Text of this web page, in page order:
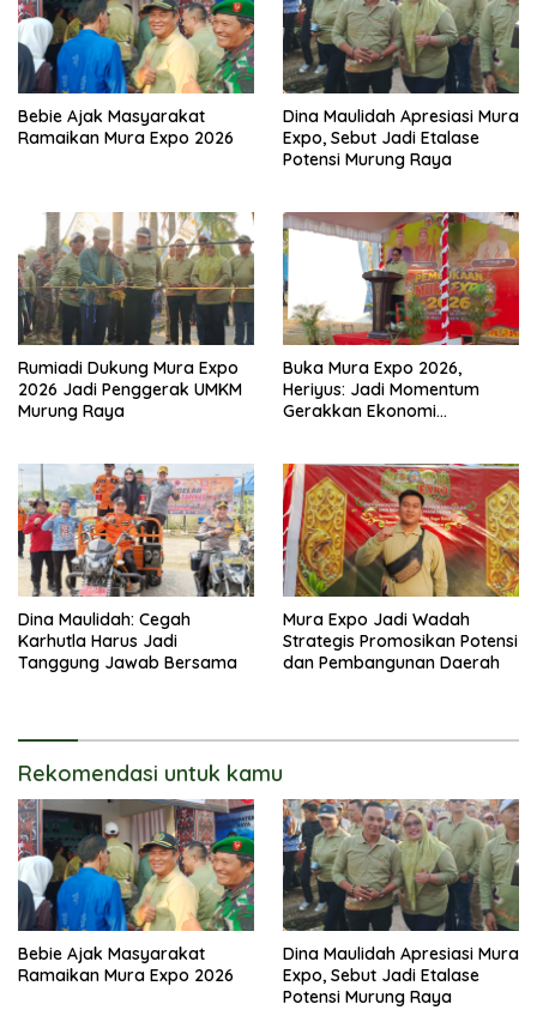
Bebie Ajak Masyarakat
Ramaikan Mura Expo 2026
Dina Maulidah Apresiasi Mura
Expo, Sebut Jadi Etalase
Potensi Murung Raya
Rumiadi Dukung Mura Expo
2026 Jadi Penggerak UMKM
Murung Raya
Buka Mura Expo 2026,
Heriyus: Jadi Momentum
Gerakkan Ekonomi
Dina Maulidah: Cegah
Karhutla Harus Jadi
Tanggung Jawab Bersama
Mura Expo Jadi Wadah
Strategis Promosikan Potensi
dan Pembangunan Daerah
Rekomendasi untuk kamu
Bebie Ajak Masyarakat
Ramaikan Mura Expo 2026
Dina Maulidah Apresiasi Mura
Expo, Sebut Jadi Etalase
Potensi Murung Raya